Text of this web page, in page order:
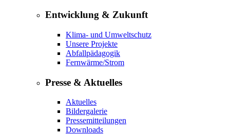
Entwicklung & Zukunft
Klima- und Umweltschutz
Unsere Projekte
Abfallpädagogik
Fernwärme/Strom
Presse & Aktuelles
Aktuelles
Bildergalerie
Pressemitteilungen
Downloads